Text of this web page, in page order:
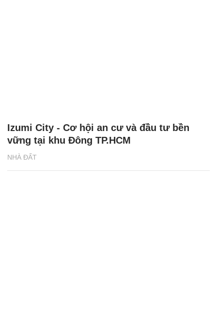
NHÀ ĐẤT
Izumi City - Cơ hội an cư và đầu tư bền
vững tại khu Đông TP.HCM